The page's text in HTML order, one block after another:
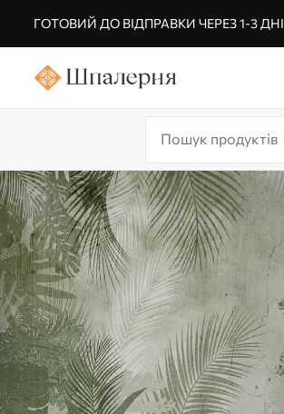
ГОТОВИЙ ДО ВІДПРАВКИ ЧЕРЕЗ 1-3 ДНІ